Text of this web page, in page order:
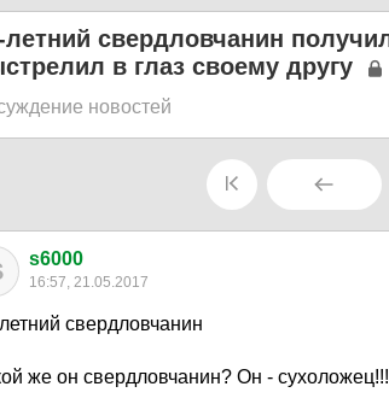
летний свердловчанин
в глаз своему другу
новостей
s6000
16:57, 21.05.2017
свердловчанин
же он свердловчанин? Он - сухоложец!!!